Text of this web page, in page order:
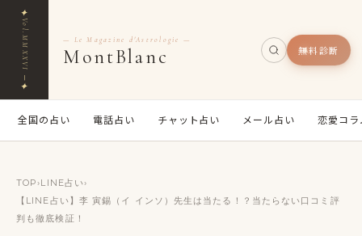
✦
Vol.MMXXVI ─
✦
— Le Magazine d'Astrologie —
MontBlanc 無料診断
全国の占い 電話占い チャット占い メール占い 恋愛コラ
TOP›LINE占い›
【LINE占い】李 寅錫（イ インソ）先生は当たる！？当たらない口コミ評
判も徹底検証！